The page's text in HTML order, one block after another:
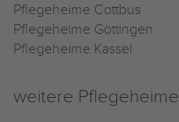
Pflegeheime Cottbus
Pflegeheime Göttingen
Pflegeheime Kassel
weitere Pflegeheime